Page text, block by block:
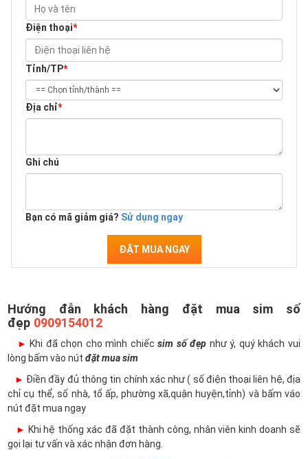
Điện thoại*
Tỉnh/TP*
Địa chỉ*
Ghi chú
Bạn có mã giảm giá? Sử dụng ngay
ĐẶT MUA NGAY
Hướng đẫn khách hàng đặt mua sim số
đẹp 0909154012
► Khi đã chọn cho mình chiếcsim số đẹp như ý, quý khách vui
lòng bấm vào nút đặt mua sim
► Điền đầy đủ thông tin chính xác như ( số điện thoại liên hệ, địa
chỉ cụ thể, số nhà, tổ ấp, phường xã,quận huyện,tỉnh) và bấm váo
nút đặt mua ngay
► Khi hệ thống xác đã đặt thành công, nhân viên kinh doanh sẽ
gọi lại tư vấn và xác nhận đơn hàng.